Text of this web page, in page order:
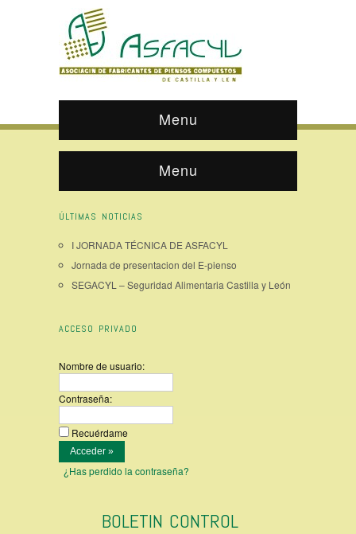
Menu
Menu
ÚLTIMAS NOTICIAS
I JORNADA TÉCNICA DE ASFACYL
Jornada de presentacion del E-pienso
SEGACYL – Seguridad Alimentaria Castilla y León
ACCESO PRIVADO
Nombre de usuario:
Contraseña:
Recuérdame
¿Has perdido la contraseña?
BOLETIN CONTROL